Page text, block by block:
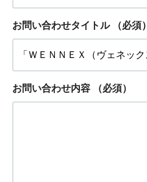
お問い合わせタイトル （必須）
お問い合わせ内容 （必須）